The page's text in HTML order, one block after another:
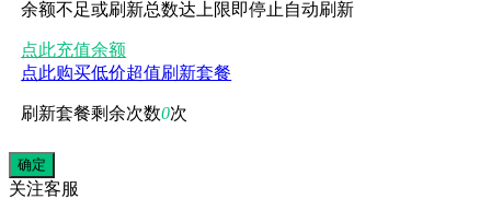
余额不足或刷新总数达上限即停止自动刷新
点此充值余额
点此购买低价超值刷新套餐
刷新套餐剩余次数0次
关注客服